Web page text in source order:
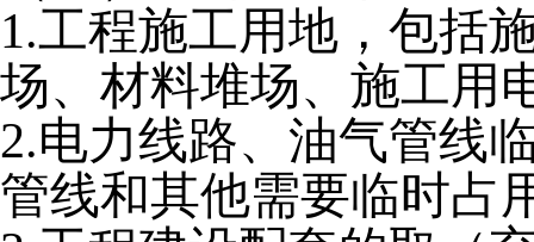
1.工程施工用地，包括
场、材料堆场、施工用
2.电力线路、油气管线
管线和其他需要临时占